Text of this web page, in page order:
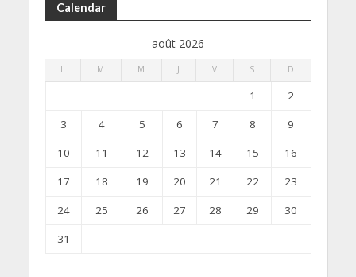
Calendar
août 2026
L M M J V S D
1
2
3
4 5 6 7 8
9
10
11 12 13 14 15
16
17
18 19 20 21 22
23
24
25 26 27 28 29
30
31